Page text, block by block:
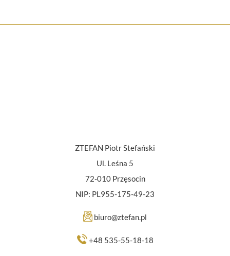
ZTEFAN Piotr Stefański
Ul. Leśna 5
72-010 Przęsocin
NIP: PL955-175-49-23
biuro@ztefan.pl
+48 535-55-18-18